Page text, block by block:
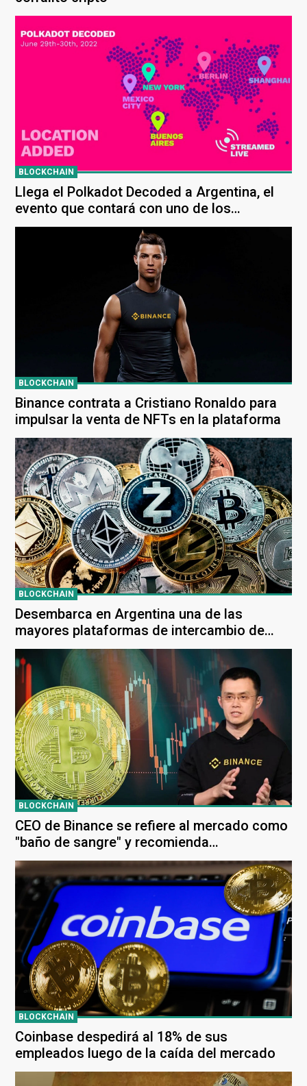
BLOCKCHAIN
Llega el Polkadot Decoded a Argentina, el
evento que contará con uno de los
creadores de Ethereum
BLOCKCHAIN
Binance contrata a Cristiano Ronaldo para
impulsar la venta de NFTs en la plataforma
BLOCKCHAIN
Desembarca en Argentina una de las
mayores plataformas de intercambio de
criptomonedas del mundo
BLOCKCHAIN
CEO de Binance se refiere al mercado como
"baño de sangre" y recomienda
resguardarse
BLOCKCHAIN
Coinbase despedirá al 18% de sus
empleados luego de la caída del mercado